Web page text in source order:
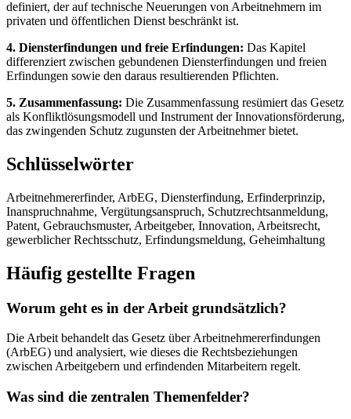
definiert, der auf technische Neuerungen von Arbeitnehmern im
privaten und öffentlichen Dienst beschränkt ist.
4. Diensterfindungen und freie Erfindungen: Das Kapitel
differenziert zwischen gebundenen Diensterfindungen und freien
Erfindungen sowie den daraus resultierenden Pflichten.
5. Zusammenfassung: Die Zusammenfassung resümiert das Gesetz
als Konfliktlösungsmodell und Instrument der Innovationsförderung,
das zwingenden Schutz zugunsten der Arbeitnehmer bietet.
Schlüsselwörter
Arbeitnehmererfinder, ArbEG, Diensterfindung, Erfinderprinzip,
Inanspruchnahme, Vergütungsanspruch, Schutzrechtsanmeldung,
Patent, Gebrauchsmuster, Arbeitgeber, Innovation, Arbeitsrecht,
gewerblicher Rechtsschutz, Erfindungsmeldung, Geheimhaltung
Häufig gestellte Fragen
Worum geht es in der Arbeit grundsätzlich?
Die Arbeit behandelt das Gesetz über Arbeitnehmererfindungen
(ArbEG) und analysiert, wie dieses die Rechtsbeziehungen
zwischen Arbeitgebern und erfindenden Mitarbeitern regelt.
Was sind die zentralen Themenfelder?